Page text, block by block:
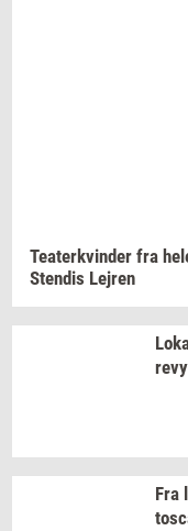
Te­a­ter­kvin­der fra
Sten­dis Lej­ren
revy
Fra